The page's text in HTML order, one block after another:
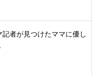
記者が見つけたママに優し